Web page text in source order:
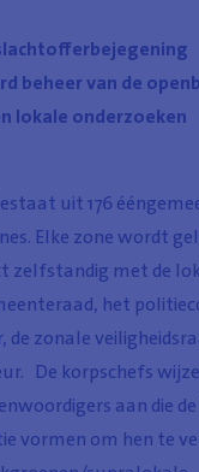
beheer van de
lokale onderzoeken
uit 176
Elke zone wordt
zelfstandig met de
het
zonale
De korpschefs
aan die
vormen om hen te